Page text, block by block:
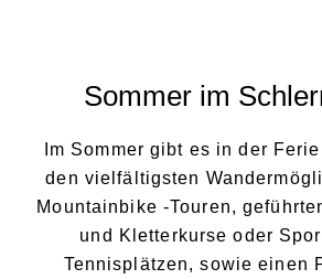
Sommer im
Im Sommer gibt es in der
den vielfältigsten
Mountainbike -Touren,
und Kletterkurse oder
Tennisplätzen, sowie einen